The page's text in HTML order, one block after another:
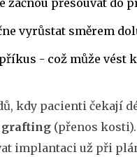
začnou přesouvat do
vyrůstat směrem
- což může vést
kdy pacienti čekají
grafting (přenos
implantaci už při